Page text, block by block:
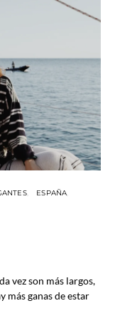
ESPAÑA
vez son más largos,
más ganas de estar